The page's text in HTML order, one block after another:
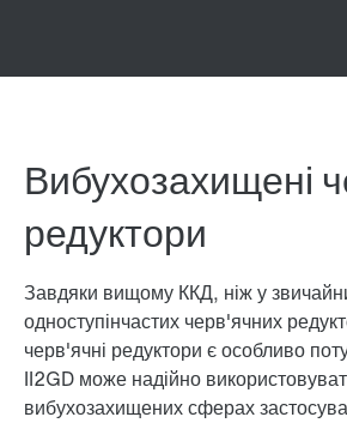
Вибухозахищені
редуктори
Завдяки вищому ККД, ніж у
одноступінчастих черв'ячних
черв'ячні редуктори є особливо
II2GD може надійно
вибухозахищених сферах